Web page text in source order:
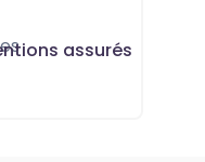
assurés